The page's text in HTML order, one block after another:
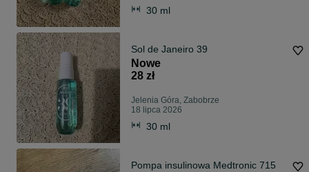
30 ml
Sol de Janeiro 39
Nowe
28 zł
Jelenia Góra, Zabobrze
18 lipca 2026
30 ml
Pompa insulinowa Medtronic 715